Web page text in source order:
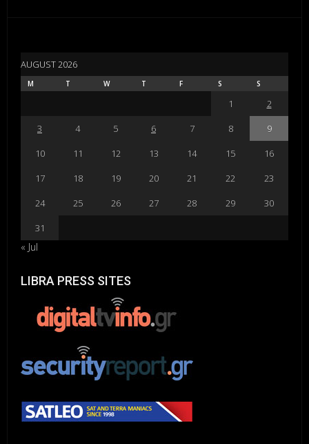
AUGUST 2026
M T W T F S S
1
2
3
4 5 6 7 8
9
10
11 12 13 14 15
16
17
18 19 20 21 22
23
24
25 26 27 28 29
30
31
« Jul
LIBRA PRESS SITES